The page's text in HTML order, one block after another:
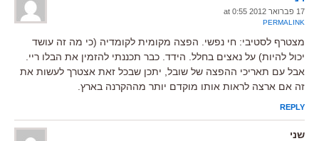
17 פברואר 2012 at 0:55
PERMALINK
מצטרף לסטיבי: חי נפשי. הפצה מקומית לקומדיה (כי מה זה עושד
יכול להיות) על נאצים בחלל. הידד. כבר תכננתי להזמין את הבלו ריי.
אבל עם תאריכי ההפצה של שובל, יתכן שבכל זאת אצטרך לעשות את
זה אם ארצה לראות אותו מוקדם יותר מההקרנה בארץ.
REPLY
שני